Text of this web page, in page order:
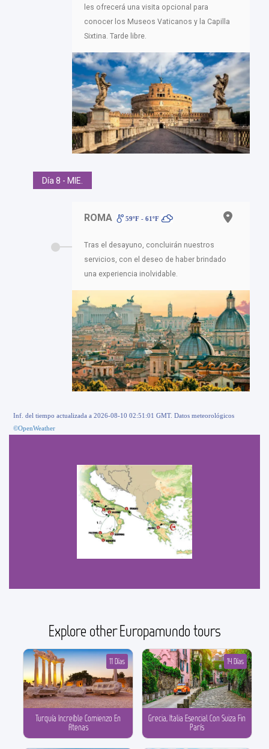
les ofrecerá una visita opcional para
conocer los Museos Vaticanos y la Capilla
Sixtina. Tarde libre.
Día 8 - MIE.
ROMA 59ºF - 61ºF
Tras el desayuno, concluirán nuestros
servicios, con el deseo de haber brindado
una experiencia inolvidable.
Inf. del tiempo actualizada a 2026-08-10 02:51:01 GMT. Datos meteorológicos
©OpenWeather
Explore other Europamundo tours
Turquía Increíble Comienzo En
Atenas
11 Días
Grecia, Italia Esencial Con Suiza Fin
París
14 Días